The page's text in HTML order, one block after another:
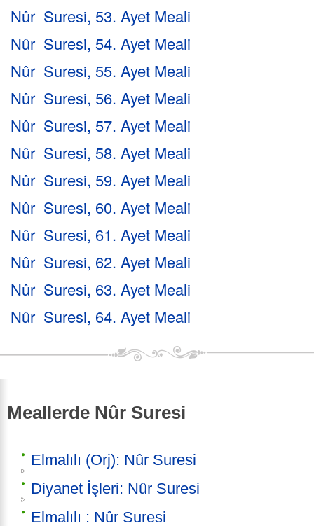
Nûr Suresi, 53. Ayet Meali
Nûr Suresi, 54. Ayet Meali
Nûr Suresi, 55. Ayet Meali
Nûr Suresi, 56. Ayet Meali
Nûr Suresi, 57. Ayet Meali
Nûr Suresi, 58. Ayet Meali
Nûr Suresi, 59. Ayet Meali
Nûr Suresi, 60. Ayet Meali
Nûr Suresi, 61. Ayet Meali
Nûr Suresi, 62. Ayet Meali
Nûr Suresi, 63. Ayet Meali
Nûr Suresi, 64. Ayet Meali
Meallerde Nûr Suresi
Elmalılı (Orj): Nûr Suresi
Diyanet İşleri: Nûr Suresi
Elmalılı : Nûr Suresi